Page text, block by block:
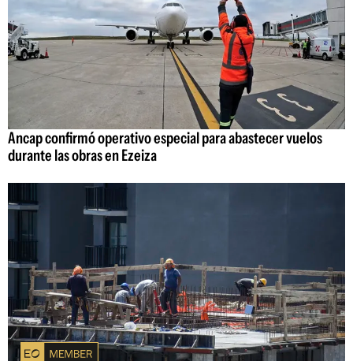
Ancap confirmó operativo especial para abastecer vuelos
durante las obras en Ezeiza